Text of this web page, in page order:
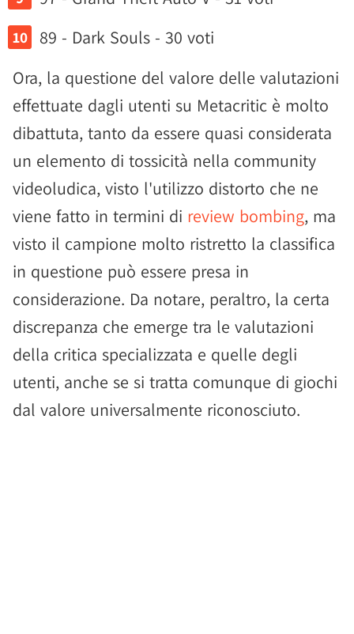
89 - Dark Souls - 30 voti
Ora, la questione del valore delle valutazioni
effettuate dagli utenti su Metacritic è molto
dibattuta, tanto da essere quasi considerata
un elemento di tossicità nella community
videoludica, visto l'utilizzo distorto che ne
viene fatto in termini di review bombing, ma
visto il campione molto ristretto la classifica
in questione può essere presa in
considerazione. Da notare, peraltro, la certa
discrepanza che emerge tra le valutazioni
della critica specializzata e quelle degli
utenti, anche se si tratta comunque di giochi
dal valore universalmente riconosciuto.